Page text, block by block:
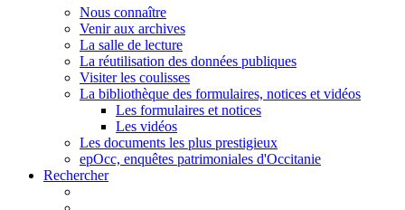
Nous connaître
Venir aux archives
La salle de lecture
La réutilisation des données publiques
Visiter les coulisses
La bibliothèque des formulaires, notices et vidéos
Les formulaires et notices
Les vidéos
Les documents les plus prestigieux
epOcc, enquêtes patrimoniales d'Occitanie
Rechercher